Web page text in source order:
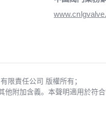
限責任公司 版權所有；
附加含義。本聲明適用於符合